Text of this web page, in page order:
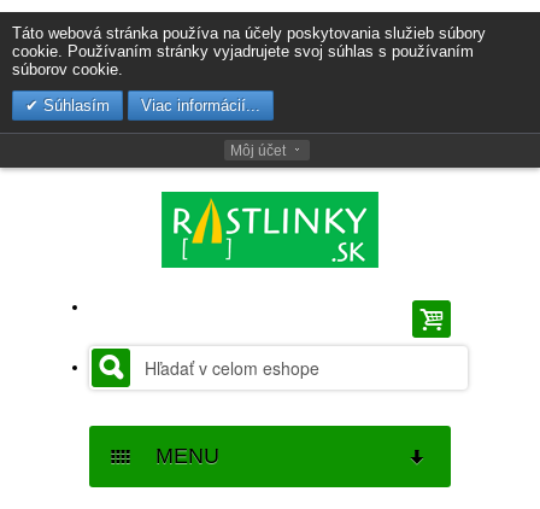
Táto webová stránka používa na účely poskytovania služieb súbory
cookie. Používaním stránky vyjadrujete svoj súhlas s používaním
súborov cookie.
Súhlasím
Viac informácií...
Môj účet
MENU